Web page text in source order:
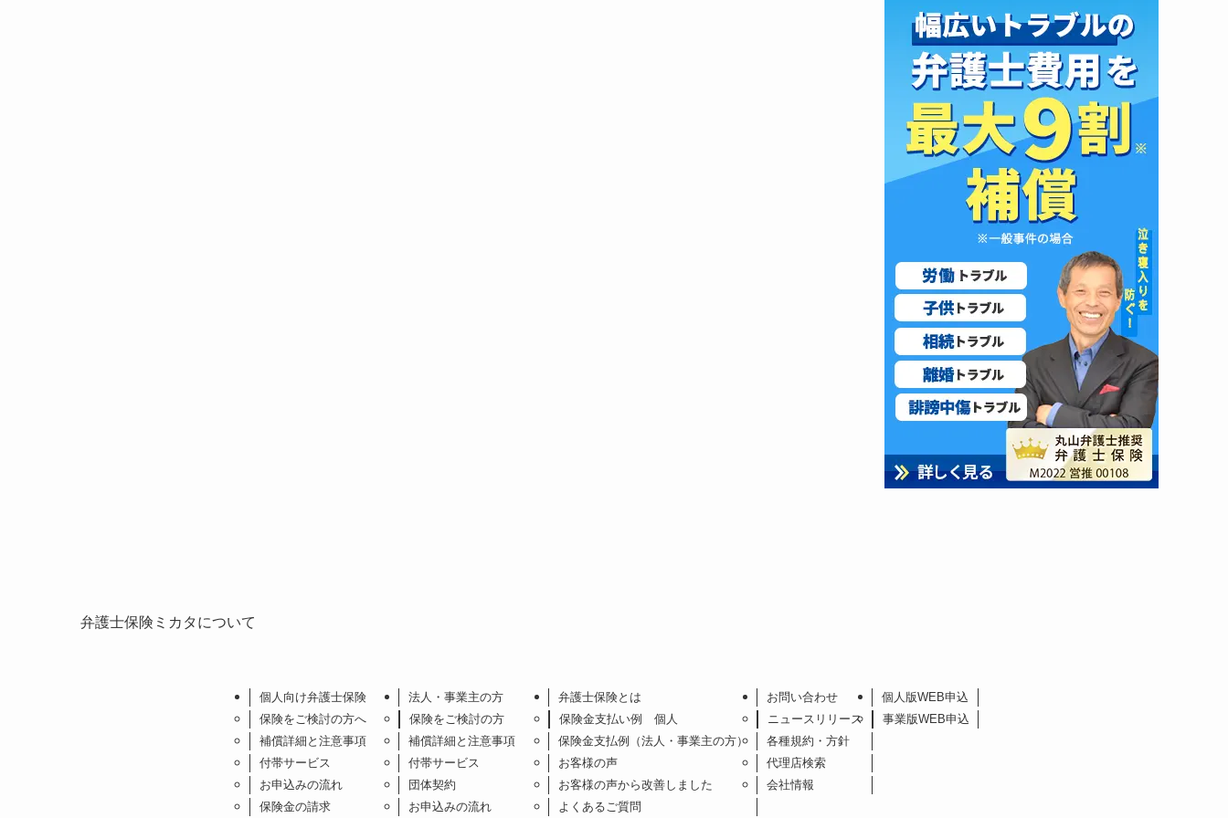
弁護士保険ミカタについて
個人向け弁護士保険
保険をご検討の方へ
補償詳細と注意事項
付帯サービス
お申込みの流れ
保険金の請求
法人・事業主の方
保険をご検討の方
補償詳細と注意事項
付帯サービス
団体契約
お申込みの流れ
弁護士保険とは
保険金支払い例 個人
保険金支払例（法人・事業主の方）
お客様の声
お客様の声から改善しました
よくあるご質問
お問い合わせ
ニュースリリース
各種規約・方針
代理店検索
会社情報
個人版WEB申込
事業版WEB申込